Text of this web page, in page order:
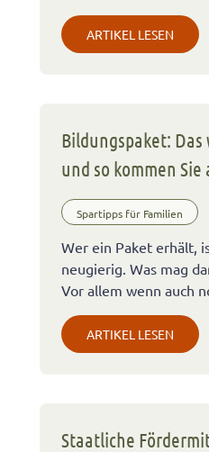
ARTIKEL LESEN
Bildungspaket:
und so kommen Sie
Spartipps für Familien
Wer ein Paket erhält,
neugierig. Was mag
Vor allem wenn auch
ARTIKEL LESEN
Staatliche